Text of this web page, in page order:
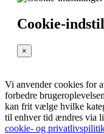
Cookie-
×
Vi anvender cookies for
forbedre
kan frit vælge hvilke
til enhver tid ændres via
cookie- og